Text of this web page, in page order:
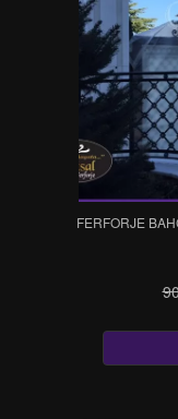
FERFORJE